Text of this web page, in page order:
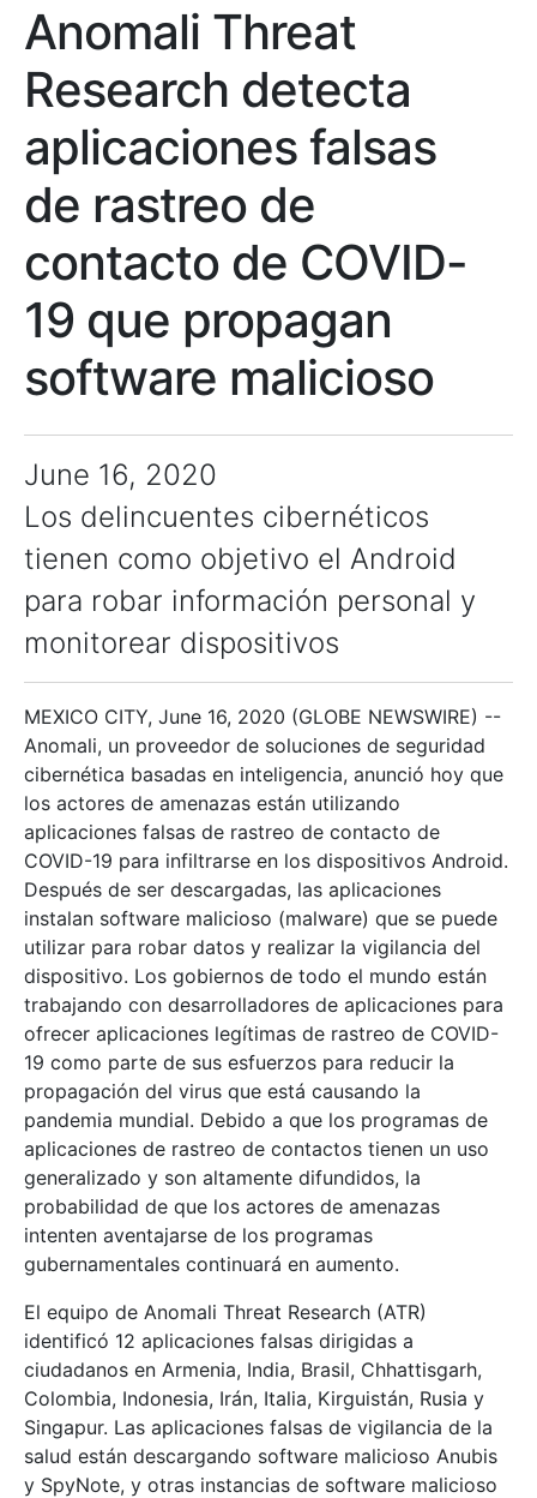
Anomali Threat
Research detecta
aplicaciones falsas
de rastreo de
contacto de COVID-
19 que propagan
software malicioso
June 16, 2020
Los delincuentes cibernéticos
tienen como objetivo el Android
para robar información personal y
monitorear dispositivos
MEXICO CITY, June 16, 2020 (GLOBE NEWSWIRE) --
Anomali, un proveedor de soluciones de seguridad
cibernética basadas en inteligencia, anunció hoy que
los actores de amenazas están utilizando
aplicaciones falsas de rastreo de contacto de
COVID-19 para infiltrarse en los dispositivos Android.
Después de ser descargadas, las aplicaciones
instalan software malicioso (malware) que se puede
utilizar para robar datos y realizar la vigilancia del
dispositivo. Los gobiernos de todo el mundo están
trabajando con desarrolladores de aplicaciones para
ofrecer aplicaciones legítimas de rastreo de COVID-
19 como parte de sus esfuerzos para reducir la
propagación del virus que está causando la
pandemia mundial. Debido a que los programas de
aplicaciones de rastreo de contactos tienen un uso
generalizado y son altamente difundidos, la
probabilidad de que los actores de amenazas
intenten aventajarse de los programas
gubernamentales continuará en aumento.
El equipo de Anomali Threat Research (ATR)
identificó 12 aplicaciones falsas dirigidas a
ciudadanos en Armenia, India, Brasil, Chhattisgarh,
Colombia, Indonesia, Irán, Italia, Kirguistán, Rusia y
Singapur. Las aplicaciones falsas de vigilancia de la
salud están descargando software malicioso Anubis
y SpyNote, y otras instancias de software malicioso